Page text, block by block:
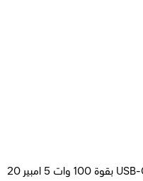
لافينتو (MP335) كابل من USB-C الي USB-C بقوة 100 وات 5 امبير 20